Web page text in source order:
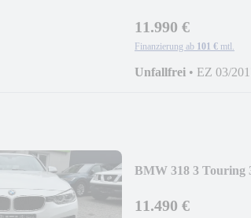
11.990 €
Finanzierung ab 101 € mtl.
Unfallfrei • EZ 03/
BMW 318 3 Touring
11.490 €